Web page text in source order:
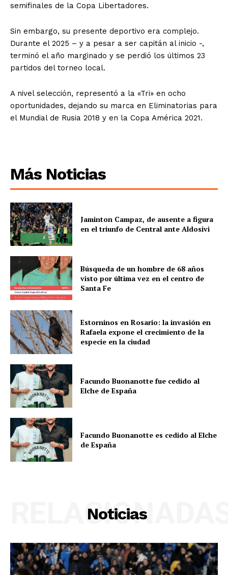
semifinales de la Copa Libertadores.
Sin embargo, su presente deportivo era complejo.
Durante el 2025 – y a pesar a ser capitán al inicio -,
terminó el año marginado y se perdió los últimos 23
partidos del torneo local.
A nivel selección, representó a la «Tri» en ocho
oportunidades, dejando su marca en Eliminatorias para
el Mundial de Rusia 2018 y en la Copa América 2021.
Más Noticias
Jaminton Campaz, de ausente a figura
en el triunfo de Central ante Aldosivi
Búsqueda de un hombre de 68 años
visto por última vez en el centro de
Santa Fe
Estorninos en Rosario: la invasión en
Rafaela expone el crecimiento de la
especie en la ciudad
Facundo Buonanotte fue cedido al
Elche de España
Facundo Buonanotte es cedido al Elche
de España
Noticias